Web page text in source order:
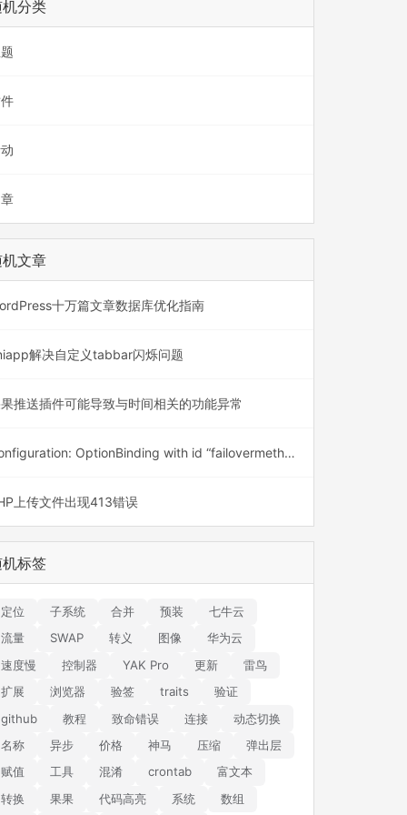
分类
文章
十万篇文章数据库优化指南
解决自定义tabbar闪烁问题
推送插件可能导致与时间相关的功能异常
Configuration: OptionBinding with id “failovermethod” does not exist
上传文件出现413错误
标签
定位 子系统 合并 预装
七牛云
流量
SWAP 转义 图像
华为云
速度慢
控制器 YAK Pro 更新
雷鸟
扩展
浏览器 验签 traits
验证
github
教程 致命错误 连接
动态切换
名称
异步 价格 神马 压缩
弹出层
赋值
工具 混淆 crontab
富文本
转换
果果 代码高亮 系统 数组